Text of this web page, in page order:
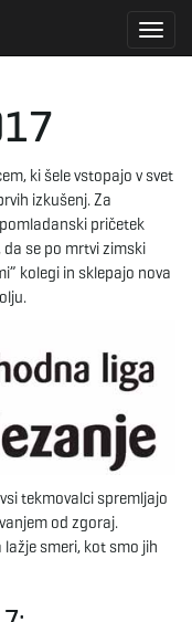
l
e
ki šele vstopajo v svet
izkušenj. Za
pričetek
se po mrtvi zimski
kolegi in sklepajo nova
tekmovalci spremljajo
od zgoraj.
smeri, kot smo jih